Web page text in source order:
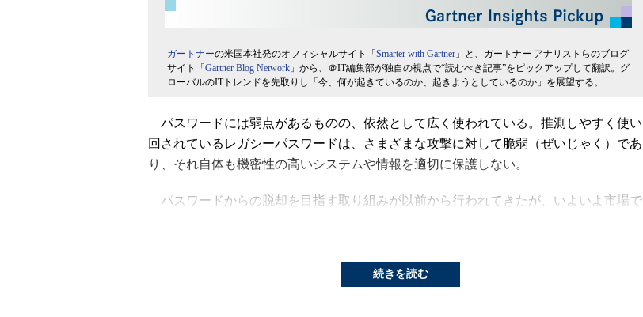
ガートナーの米国本社発のオフィシャルサイト「 Smarter with Gartner」と、ガートナー アナリストらのブログ
サイト「 Gartner Blog Network」から、＠IT編集部が独自の視点で“読むべき記事”をピックアップして翻訳。グ
ローバルのITトレンドを先取りし「今、何が起きているのか、起きようとしているのか」を展望する。
パスワードには弱点があるものの、依然として広く使われている。推測しやすく使い
回されているレガシーパスワードは、さまざまな攻撃に対して脆弱（ぜいじゃく）であ
り、それ自体も機密性の高いシステムや情報を適切に保護しない。
パスワードからの脱却を目指す取り組みが以前から行われてきたが、いよいよ市場で
及したものが微増しており、パスワードレスのアプローチに関する他の問い合わせも増
続きを読む